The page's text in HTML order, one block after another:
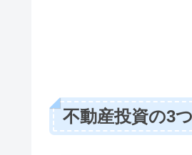
不動産投資の3